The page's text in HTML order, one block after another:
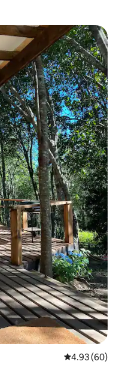
平均评分 4.93
4.93 (60)